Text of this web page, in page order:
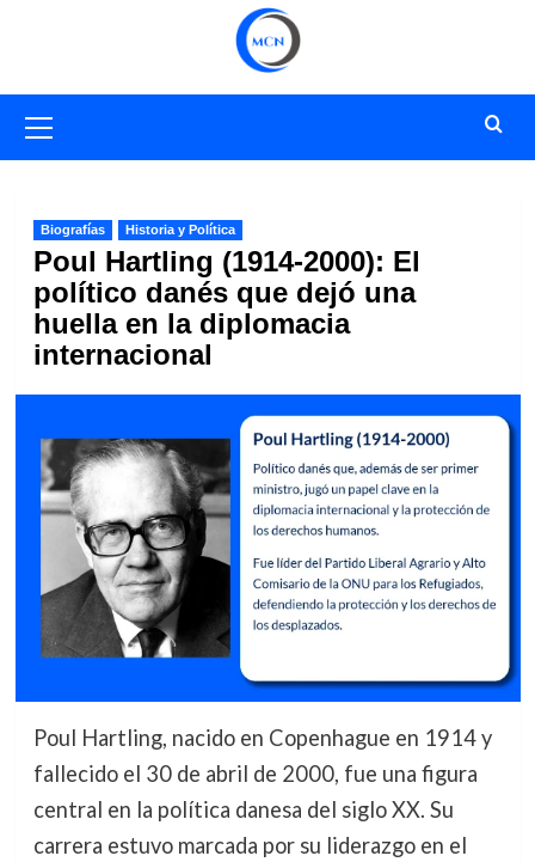
primario
Biografías Historia y Política
Poul Hartling (1914-2000): El
político danés que dejó una
huella en la diplomacia
internacional
Poul Hartling, nacido en Copenhague en 1914 y
fallecido el 30 de abril de 2000, fue una figura
central en la política danesa del siglo XX. Su
carrera estuvo marcada por su liderazgo en el